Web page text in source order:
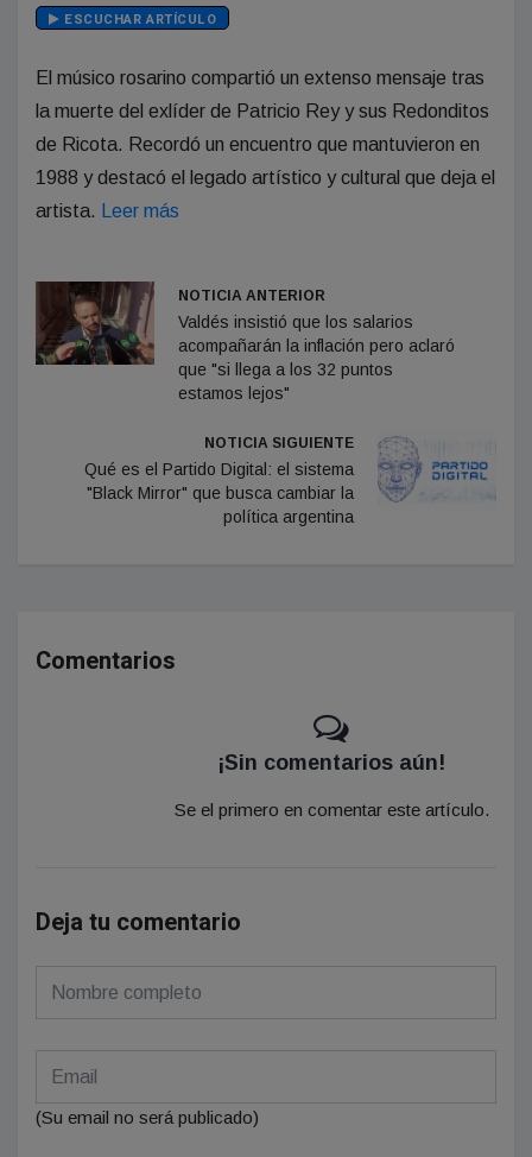
ESCUCHAR ARTÍCULO
El músico rosarino compartió un extenso mensaje tras
la muerte del exlíder de Patricio Rey y sus Redonditos
de Ricota. Recordó un encuentro que mantuvieron en
1988 y destacó el legado artístico y cultural que deja el
artista.
Leer más
NOTICIA ANTERIOR
Valdés insistió que los salarios
acompañarán la inflación pero aclaró
que "si llega a los 32 puntos
estamos lejos"
NOTICIA SIGUIENTE
Qué es el Partido Digital: el sistema
"Black Mirror" que busca cambiar la
política argentina
Comentarios
¡Sin comentarios aún!
Se el primero en comentar este artículo.
Deja tu comentario
(Su email no será publicado)